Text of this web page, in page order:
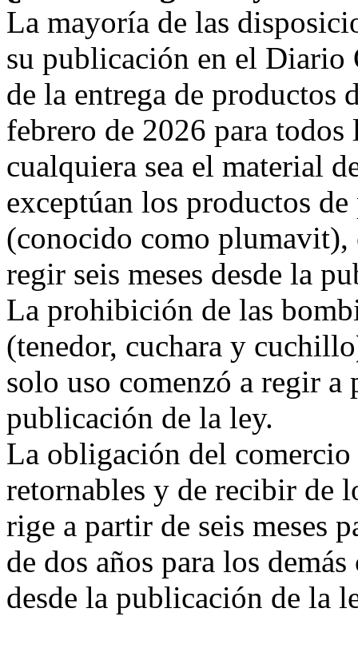
La mayoría de las
su publicación en el Diario
de la entrega de productos
febrero de 2026 para
cualquiera sea el material
exceptúan los productos
(conocido como
regir seis meses desde la
La prohibición de las
(tenedor, cuchara y
solo uso comenzó a regir a
publicación de la ley.
La obligación del comercio
retornables y de recibir de
rige a partir de seis meses
de dos años para los
desde la publicación de la